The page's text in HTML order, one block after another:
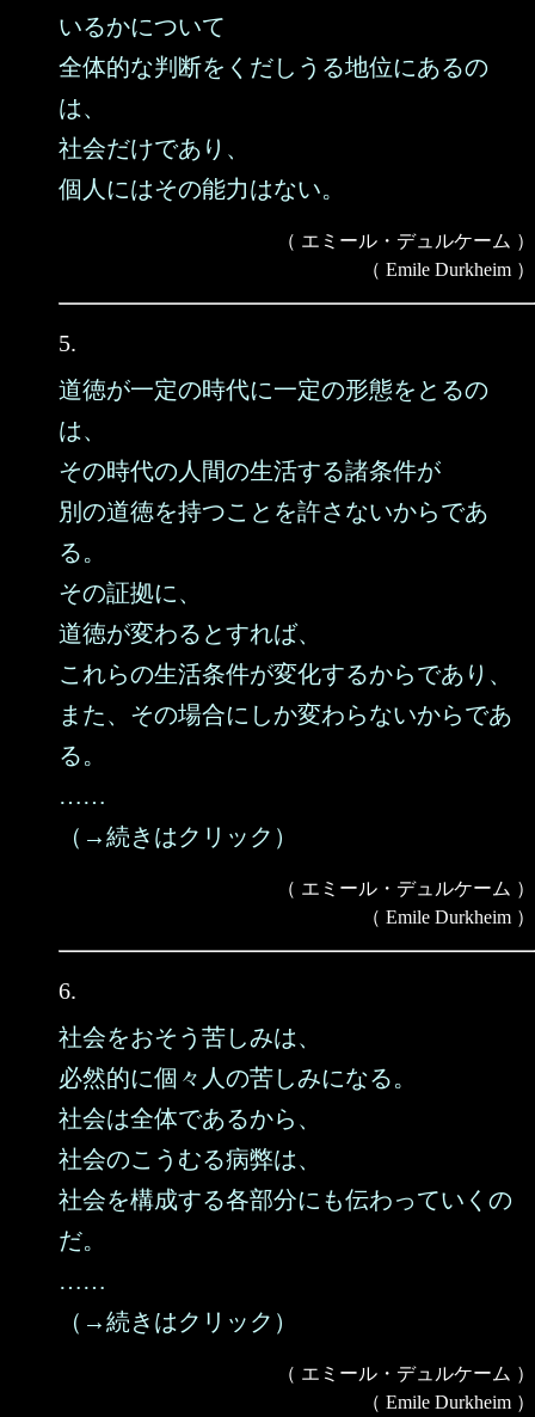
いるかについて
全体的な判断をくだしうる地位にあるの
は、
社会だけであり、
個人にはその能力はない。
（ エミール・デュルケーム ）
（ Emile Durkheim ）
5.
道徳が一定の時代に一定の形態をとるの
は、
その時代の人間の生活する諸条件が
別の道徳を持つことを許さないからであ
る。
その証拠に、
道徳が変わるとすれば、
これらの生活条件が変化するからであり、
また、その場合にしか変わらないからであ
る。
……
（→続きはクリック）
（ エミール・デュルケーム ）
（ Emile Durkheim ）
6.
社会をおそう苦しみは、
必然的に個々人の苦しみになる。
社会は全体であるから、
社会のこうむる病弊は、
社会を構成する各部分にも伝わっていくの
だ。
……
（→続きはクリック）
（ エミール・デュルケーム ）
（ Emile Durkheim ）